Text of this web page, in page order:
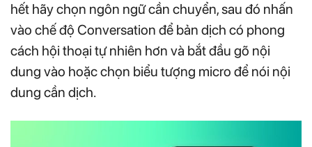
hết hãy chọn ngôn ngữ cần chuyển, sau đó nhấn
vào chế độ Conversation để bản dịch có phong
cách hội thoại tự nhiên hơn và bắt đầu gõ nội
dung vào hoặc chọn biểu tượng micro để nói nội
dung cần dịch.